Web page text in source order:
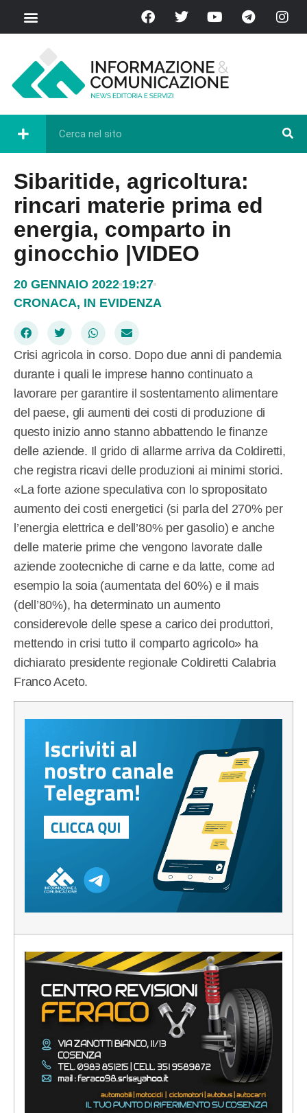
Sibaritide, agricoltura:
rincari materie prima ed
energia, comparto in
ginocchio |VIDEO
20 GENNAIO 2022 19:27
CRONACA, IN EVIDENZA
Crisi agricola in corso. Dopo due anni di pandemia
durante i quali le imprese hanno continuato a
lavorare per garantire il sostentamento alimentare
del paese, gli aumenti dei costi di produzione di
questo inizio anno stanno abbattendo le finanze
delle aziende. Il grido di allarme arriva da Coldiretti,
che registra ricavi delle produzioni ai minimi storici.
«La forte azione speculativa con lo spropositato
aumento dei costi energetici (si parla del 270% per
l’energia elettrica e dell’80% per gasolio) e anche
delle materie prime che vengono lavorate dalle
aziende zootecniche di carne e da latte, come ad
esempio la soia (aumentata del 60%) e il mais
(dell’80%), ha determinato un aumento
considerevole delle spese a carico dei produttori,
mettendo in crisi tutto il comparto agricolo» ha
dichiarato presidente regionale Coldiretti Calabria
Franco Aceto.